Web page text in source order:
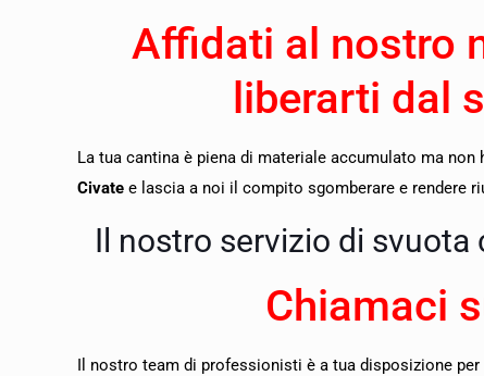
Affidati al nostro
liberarti dal
La tua cantina è piena di materiale accumulato ma
Civatee lascia a noi il compito sgomberare e rendere
Il nostro servizio di
Chiamaci
Il nostro team di professionisti è a tua disposizione